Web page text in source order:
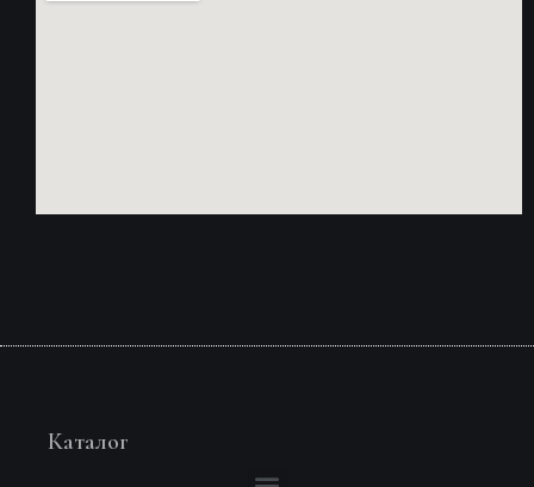
Каталог